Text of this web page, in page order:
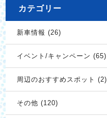
カテゴリー
新車情報 (26)
イベント/キャンペーン (65)
周辺のおすすめスポット (2)
その他 (120)